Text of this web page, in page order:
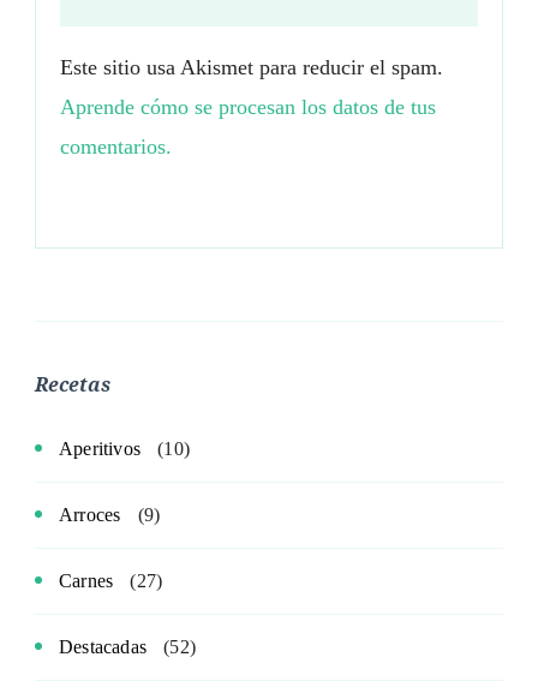
Este sitio usa Akismet para reducir el spam.
Aprende cómo se procesan los datos de tus
comentarios.
Recetas
Aperitivos (10)
Arroces (9)
Carnes (27)
Destacadas (52)